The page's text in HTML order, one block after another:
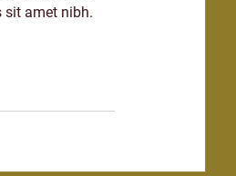
sit amet nibh.